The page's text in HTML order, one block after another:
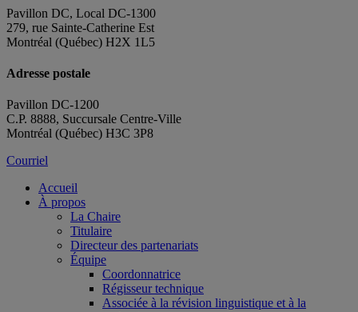
Pavillon DC, Local DC-1300
279, rue Sainte-Catherine Est
Montréal (Québec) H2X 1L5
Adresse postale
Pavillon DC-1200
C.P. 8888, Succursale Centre-Ville
Montréal (Québec) H3C 3P8
Courriel
Accueil
À propos
La Chaire
Titulaire
Directeur des partenariats
Équipe
Coordonnatrice
Régisseur technique
Associée à la révision linguistique et à la